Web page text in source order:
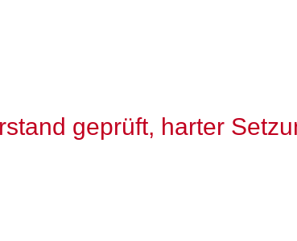
geprüft, harter